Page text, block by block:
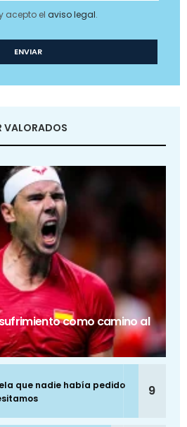
acepto el aviso legal.
VALORADOS
como camino al
que nadie había pedido
9